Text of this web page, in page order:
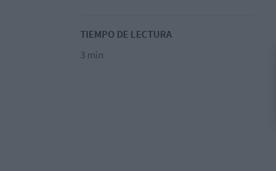
TIEMPO DE LECTURA
3 min